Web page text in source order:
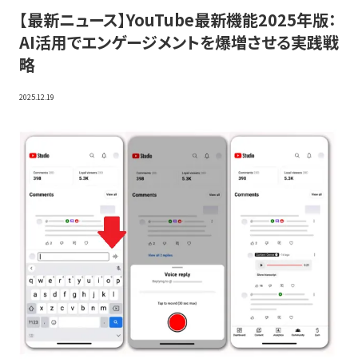
【最新ニュース】YouTube最新機能2025年版：
AI活用でエンゲージメントを爆増させる実践戦
略
2025.12.19